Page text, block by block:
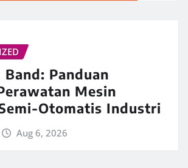
Panduan
Mesin
Otomatis Industri
Aug 6, 2026